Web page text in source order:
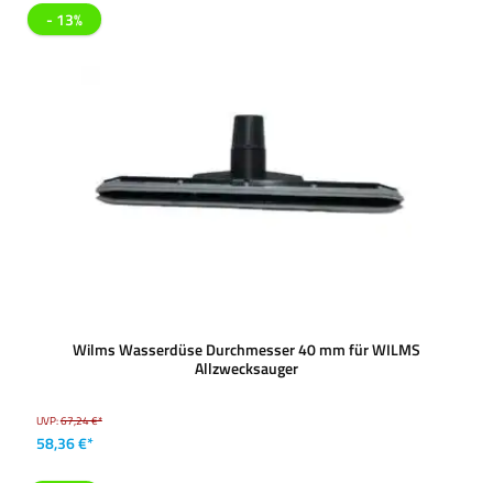
- 13%
Wilms Wasserdüse Durchmesser 40 mm für WILMS
Allzwecksauger
UVP:67,24 €*
58,36 €*